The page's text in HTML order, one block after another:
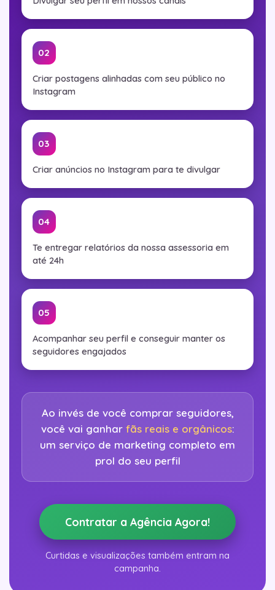
02
Criar postagens alinhadas com seu público no
Instagram
03
Criar anúncios no Instagram para te divulgar
04
Te entregar relatórios da nossa assessoria em
até 24h
05
Acompanhar seu perfil e conseguir manter os
seguidores engajados
Ao invés de você comprar seguidores,
você vai ganhar fãs reais e orgânicos:
um serviço de marketing completo em
prol do seu perfil
Contratar a Agência Agora!
Curtidas e visualizações também entram na
campanha.